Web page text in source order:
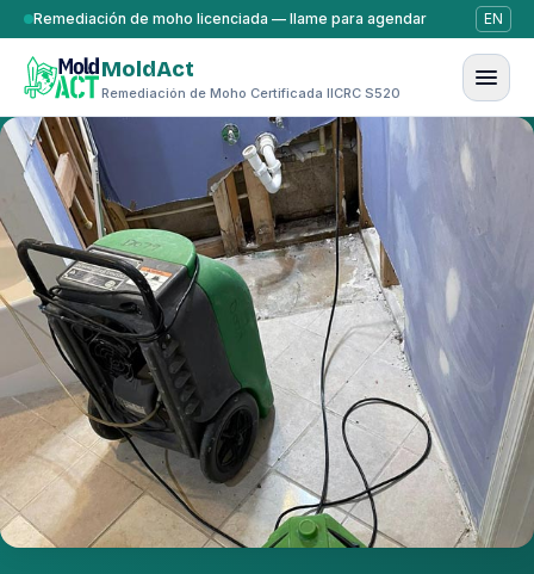
Saltar al contenido
Remediación de moho licenciada — llame para agendar EN
MoldAct
Remediación de Moho Certificada IICRC S520